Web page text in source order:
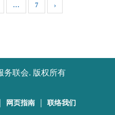
… 7 ›
务联会. 版权所有
网页指南 联络我们